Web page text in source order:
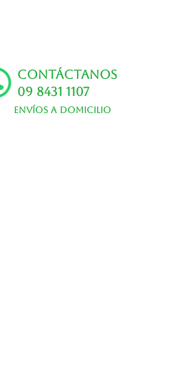
Contáctanos
09 8431 1107
Envíos a domicilio